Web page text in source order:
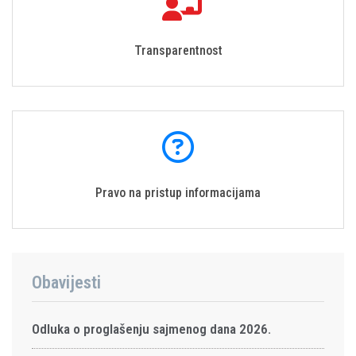
Transparentnost
Pravo na pristup informacijama
Obavijesti
Odluka o proglašenju sajmenog dana 2026.